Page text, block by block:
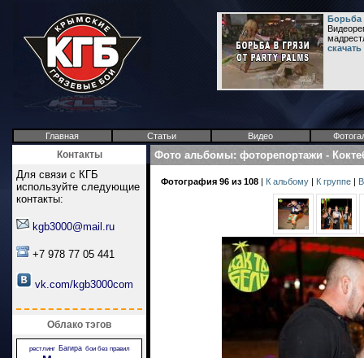
Борьба
Главная Статьи Видео
Контакты
Для связи с КГБ
используйте следующие
контакты:
kgb3000@mail.ru
+7 978 77 05 441
vk.com/kgb3000com
Облако тэгов
рестлинг Багира бои без правил
Фото альбомы: фоторепортажи -
Фотография 96 из 108 | К альбому | К группе |